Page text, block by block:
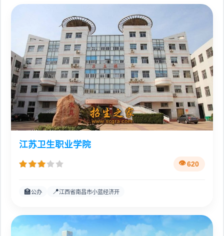
江苏卫生职业学院
620
🏫公办 📍江西省南昌市小蓝经济开